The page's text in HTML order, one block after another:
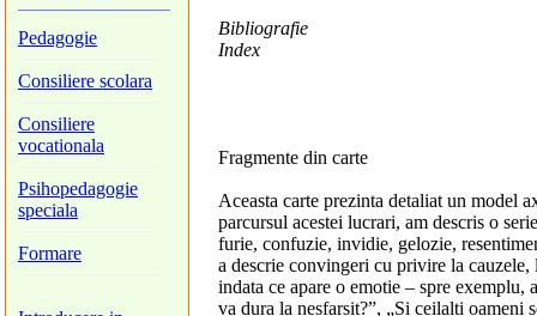
Pedagogie
Consiliere scolara
Consiliere
vocationala
Psihopedagogie
speciala
Formare
Bibliografie
Index
Fragmente din carte
Aceasta carte prezinta detaliat un model
parcursul acestei lucrari, am descris o
furie, confuzie, invidie, gelozie,
a descrie convingeri cu privire la
indata ce apare o emotie – spre exemplu,
va dura la nesfarsit?”, „Si ceilalti oameni